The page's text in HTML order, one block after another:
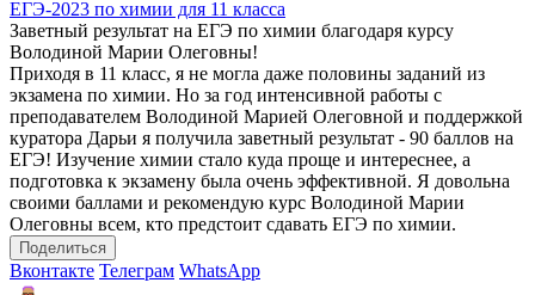
ЕГЭ-2023 по химии для 11 класса
Заветный результат на ЕГЭ по химии благодаря курсу
Володиной Марии Олеговны!
Приходя в 11 класс, я не могла даже половины заданий из
экзамена по химии. Но за год интенсивной работы с
преподавателем Володиной Марией Олеговной и поддержкой
куратора Дарьи я получила заветный результат - 90 баллов на
ЕГЭ! Изучение химии стало куда проще и интереснее, а
подготовка к экзамену была очень эффективной. Я довольна
своими баллами и рекомендую курс Володиной Марии
Олеговны всем, кто предстоит сдавать ЕГЭ по химии.
Поделиться
Вконтакте Телеграм WhatsApp